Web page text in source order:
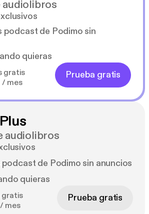
audiolibros
podcast de Podimo sin
quieras
gratis
/ mes
Prueba gratis
audiolibros
de Podimo sin anuncios
quieras
gratis
mes
Prueba gratis